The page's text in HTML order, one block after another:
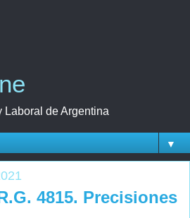
Laboral de Argentina
▼
4815. Precisiones